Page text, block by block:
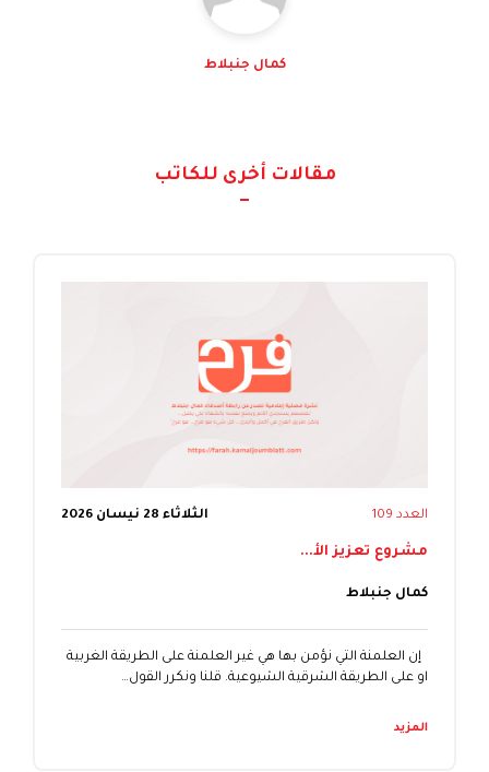
كمال جنبلاط
مقالات أخرى للكاتب
العدد 109 الثلاثاء 28 نيسان 2026
مشروع تعزيز الأ...
كمال جنبلاط
إن العلمنة التي نؤمن بها هي غير العلمنة على الطريقة الغربية
او على الطريقة الشرقية الشيوعية. قلنا ونكرر القول…
المزيد